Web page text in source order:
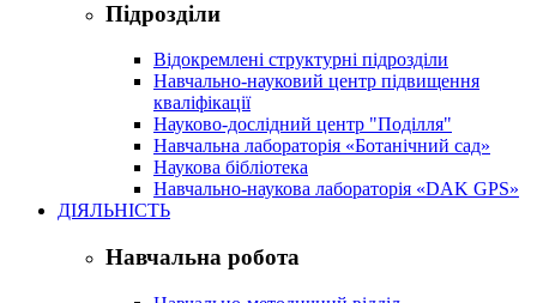
Підрозділи
Відокремлені структурні підрозділи
Навчально-науковий центр підвищення
кваліфікації
Науково-дослідний центр "Поділля"
Навчальна лабораторія «Ботанічний сад»
Наукова бібліотека
Навчально-наукова лабораторія «DAK GPS»
ДІЯЛЬНІСТЬ
Навчальна робота